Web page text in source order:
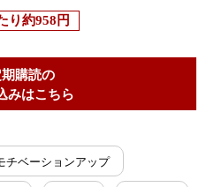
り約958円
購読の
みはこちら
チベーションアップ